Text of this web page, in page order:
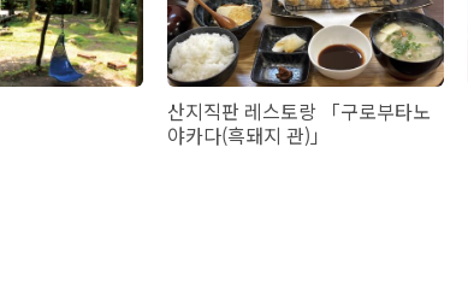
산지직판 레스토랑 「구로부타노
야카다(흑돼지 관)」